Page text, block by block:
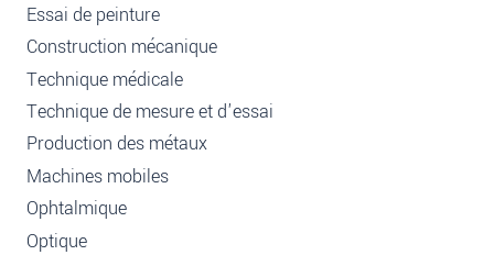
Essai de peinture
Construction mécanique
Technique médicale
Technique de mesure et d'essai
Production des métaux
Machines mobiles
Ophtalmique
Optique